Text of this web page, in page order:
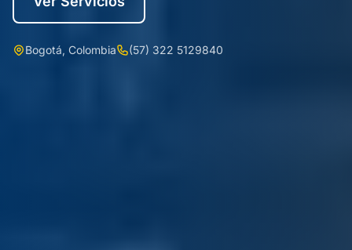
Bogotá, Colombia (57) 322 5129840